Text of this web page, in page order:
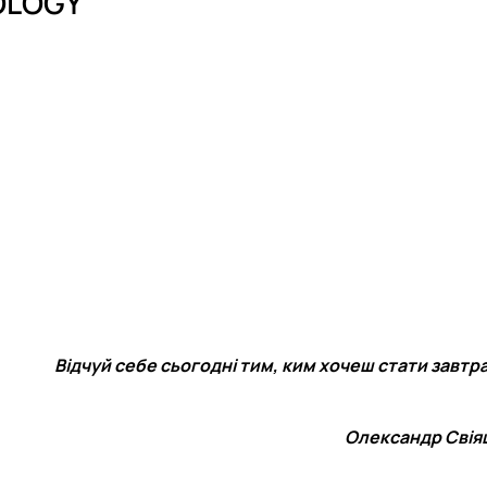
Відчуй себе сьогодні тим, ким хочеш стати
Олександр